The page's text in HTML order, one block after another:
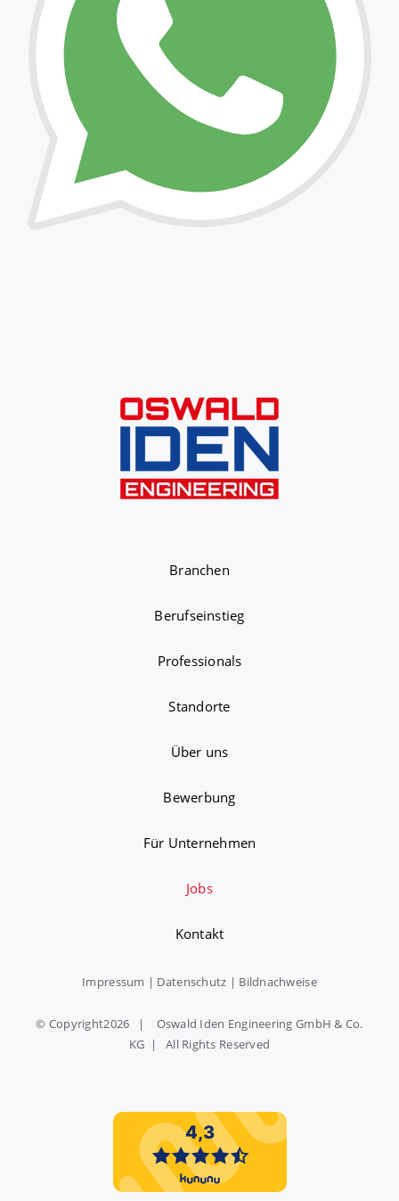
Branchen
Berufseinstieg
Professionals
Standorte
Über uns
Bewerbung
Für Unternehmen
Jobs
Kontakt
Impressum | Datenschutz | Bildnachweise
© Copyright2026 | Oswald Iden Engineering GmbH & Co.
KG | All Rights Reserved